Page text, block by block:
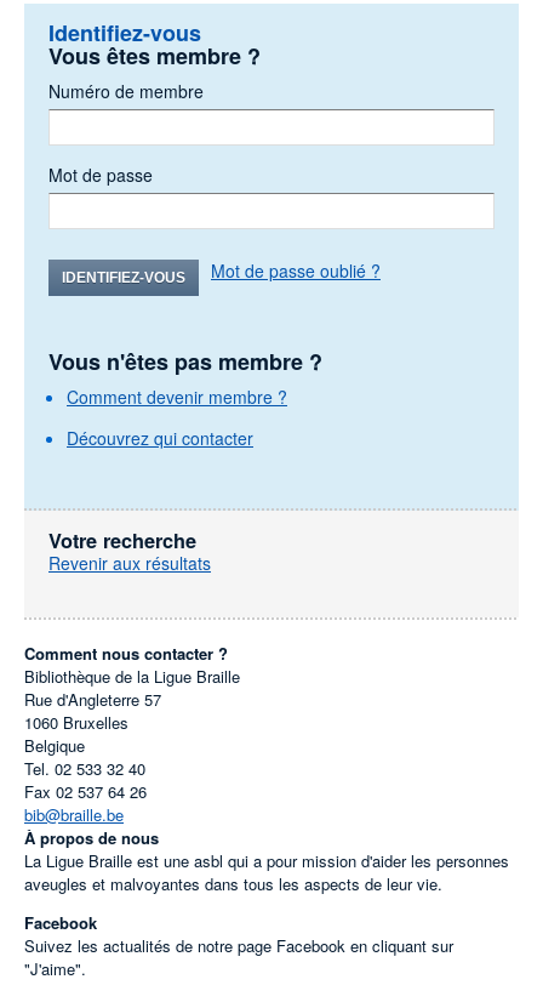
Identifiez-vous
Vous êtes membre ?
Numéro de membre
Mot de passe
IDENTIFIEZ-VOUS Mot de passe oublié ?
Vous n'êtes pas membre ?
Comment devenir membre ?
Découvrez qui contacter
Votre recherche
Revenir aux résultats
Comment nous contacter ?
Bibliothèque de la Ligue Braille
Rue d'Angleterre 57
1060 Bruxelles
Belgique
Tel. 02 533 32 40
Fax 02 537 64 26
bib@braille.be
À propos de nous
La Ligue Braille est une asbl qui a pour mission d'aider les personnes
aveugles et malvoyantes dans tous les aspects de leur vie.
Facebook
Suivez les actualités de notre page Facebook en cliquant sur
"J'aime".